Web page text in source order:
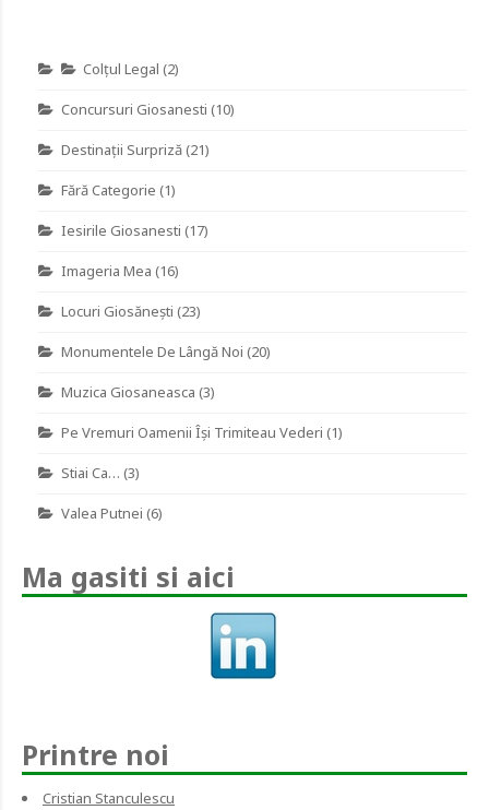
Colţul Legal (2)
Concursuri Giosanesti (10)
Destinaţii Surpriză(21)
Fără Categorie (1)
Iesirile Giosanesti (17)
Imageria Mea (16)
Locuri Giosănești (23)
Monumentele De Lângă Noi (20)
Muzica Giosaneasca (3)
Pe Vremuri Oamenii Îşi Trimiteau Vederi (1)
Stiai Ca… (3)
Valea Putnei (6)
Ma gasiti si aici
Printre noi
Cristian Stanculescu